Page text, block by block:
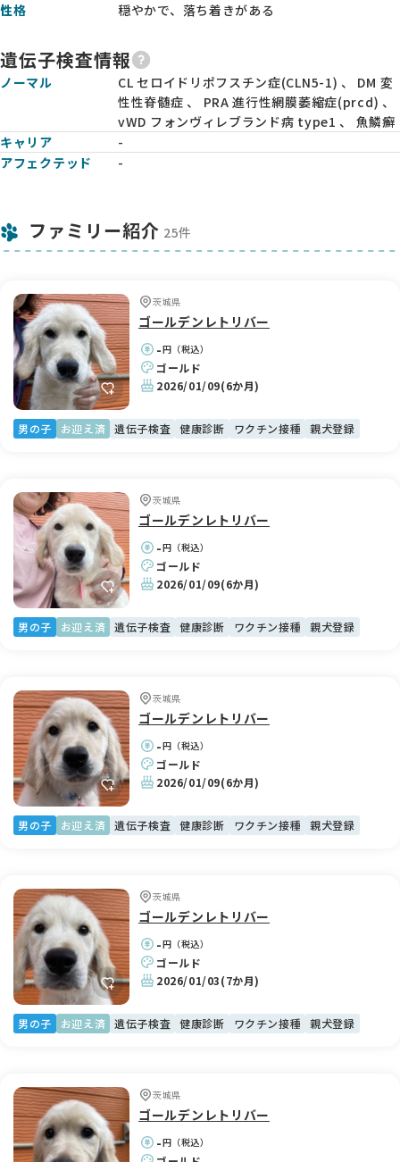
性格
穏やかで、落ち着きがある
遺伝子検査情報
ノーマル
CL セロイドリポフスチン症(CLN5-1) 、 DM 変
性性脊髄症 、 PRA 進行性網膜萎縮症(prcd) 、
vWD フォンヴィレブランド病 type1 、 魚鱗癬
キャリア
-
アフェクテッド
-
ファミリー紹介 25件
茨城県
ゴールデンレトリバー
-円（税込）
ゴールド
2026/01/09(6か月)
男の子 お迎え済 遺伝子検査 健康診断 ワクチン接種 親犬登録
茨城県
ゴールデンレトリバー
-円（税込）
ゴールド
2026/01/09(6か月)
男の子 お迎え済 遺伝子検査 健康診断 ワクチン接種 親犬登録
茨城県
ゴールデンレトリバー
-円（税込）
ゴールド
2026/01/09(6か月)
男の子 お迎え済 遺伝子検査 健康診断 ワクチン接種 親犬登録
茨城県
ゴールデンレトリバー
-円（税込）
ゴールド
2026/01/03(7か月)
男の子 お迎え済 遺伝子検査 健康診断 ワクチン接種 親犬登録
茨城県
ゴールデンレトリバー
-円（税込）